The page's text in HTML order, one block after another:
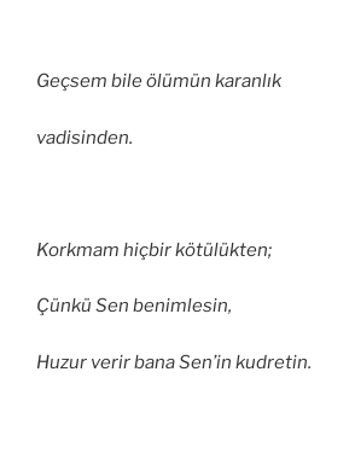
Geçsem bile ölümün karanlık
vadisinden.
Korkmam hiçbir kötülükten;
Çünkü Sen benimlesin,
Huzur verir bana Sen’in kudretin.